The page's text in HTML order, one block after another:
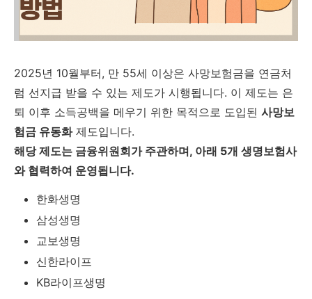
2025년 10월부터, 만 55세 이상은 사망보험금을 연금처
럼 선지급 받을 수 있는 제도가 시행됩니다. 이 제도는 은
퇴 이후 소득공백을 메우기 위한 목적으로 도입된 사망보
험금 유동화 제도입니다.
해당 제도는 금융위원회가 주관하며, 아래 5개 생명보험사
와 협력하여 운영됩니다.
한화생명
삼성생명
교보생명
신한라이프
KB라이프생명